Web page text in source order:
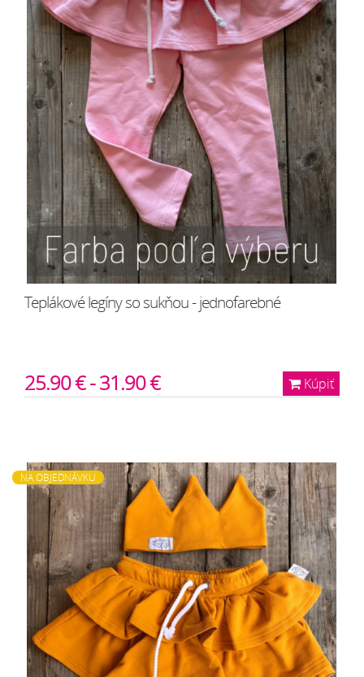
Teplákové legíny so sukňou - jednofarebné
Kúpiť
25.90 € - 31.90 €
NA OBJEDNÁVKU